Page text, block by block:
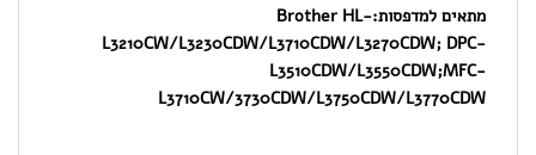
תואם
כחול
מתאים למדפסות:Brother HL-
L3210CW/L3230CDW/L3710CDW/L3270CDW; DPC-
L3510CDW/L3550CDW;MFC-
L3710CW/3730CDW/L3750CDW/L3770CDW